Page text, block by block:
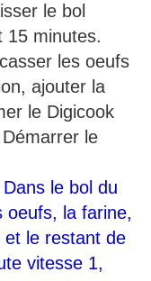
le bol
15 minutes.
les oeufs
ajouter la
le Digicook
le
Dans le bol du
oeufs, la farine,
et le restant de
vitesse 1,